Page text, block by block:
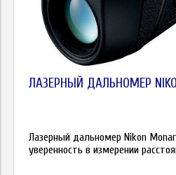
ЛАЗЕРНЫЙ ДАЛЬНОМЕР
Лазерный дальномер Nikon
уверенность в измерении